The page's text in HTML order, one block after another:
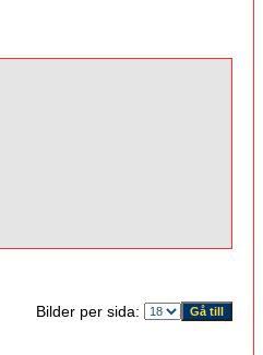
Bilder per sida: